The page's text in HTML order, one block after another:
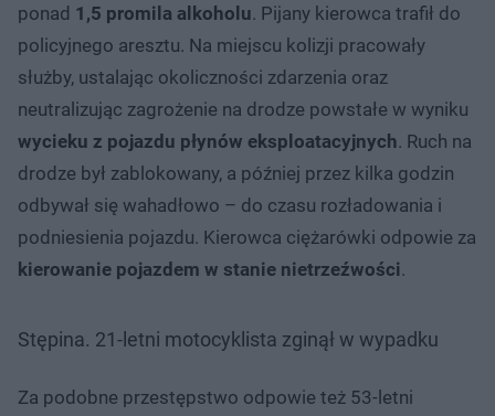
ponad 1,5 promila alkoholu. Pijany kierowca trafił do
policyjnego aresztu. Na miejscu kolizji pracowały
służby, ustalając okoliczności zdarzenia oraz
neutralizując zagrożenie na drodze powstałe w wyniku
wycieku z pojazdu płynów eksploatacyjnych. Ruch na
drodze był zablokowany, a później przez kilka godzin
odbywał się wahadłowo – do czasu rozładowania i
podniesienia pojazdu. Kierowca ciężarówki odpowie za
kierowanie pojazdem w stanie nietrzeźwości.
Stępina. 21-letni motocyklista zginął w wypadku
Za podobne przestępstwo odpowie też 53-letni